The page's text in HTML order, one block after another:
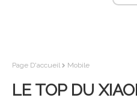
Page D'accueil Mobile
LE TOP DU